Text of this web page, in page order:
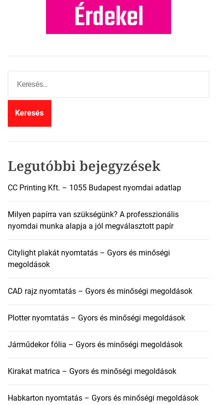
r
Legutóbbi bejegyzések
CC Printing Kft. – 1055 Budapest nyomdai adatlap
Milyen papírra van szükségünk? A professzionális
nyomdai munka alapja a jól megválasztott papír
Citylight plakát nyomtatás – Gyors és minőségi
megoldások
CAD rajz nyomtatás – Gyors és minőségi megoldások
Plotter nyomtatás – Gyors és minőségi megoldások
Járműdekor fólia – Gyors és minőségi megoldások
Kirakat matrica – Gyors és minőségi megoldások
Habkarton nyomtatás – Gyors és minőségi megoldások